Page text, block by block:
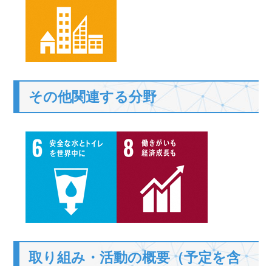
その他関連する分野
取り組み・活動の概要（予定を含